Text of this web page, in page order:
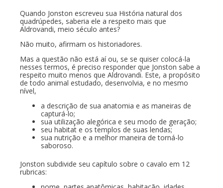
Quando Jonston escreveu sua História natural dos
quadrúpedes, saberia ele a respeito mais que
Aldrovandi, meio século antes?
Não muito, afirmam os historiadores.
Mas a questão não está aí ou, se se quiser colocá-la
nesses termos, é preciso responder que Jonston sabe a
respeito muito menos que Aldrovandi. Este, a propósito
de todo animal estudado, desenvolvia, e no mesmo
nível,
a descrição de sua anatomia e as maneiras de
capturá-lo;
sua utilização alegórica e seu modo de geração;
seu habitat e os templos de suas lendas;
sua nutrição e a melhor maneira de torná-lo
saboroso.
Jonston subdivide seu capítulo sobre o cavalo em 12
rubricas: